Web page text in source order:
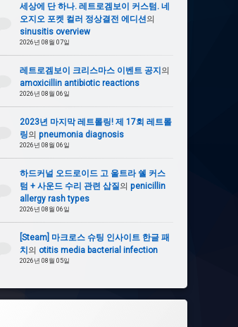
세상에 단 하나. 레트로겜보이 커스텀. 네
오지오 포켓 컬러 정상결전 에디션의
sinusitis overview
2026년 08월 07일
레트로겜보이 크리스마스 이벤트 공지의
amoxicillin antibiotic reactions
2026년 08월 06일
2023년 마지막 레트롤링! 제 17회 레트롤
링의 pneumonia diagnosis
2026년 08월 06일
하드커널 오드로이드 고 울트라 쉘 커스
텀 + 사운드 수리 관련 삽질의 penicillin
allergy rash types
2026년 08월 06일
[Steam] 마크로스 슈팅 인사이트 한글 패
치의 otitis media bacterial infection
2026년 08월 05일